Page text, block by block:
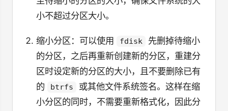
小不超过分区大小。
缩小分区：可以使用 fdisk
先删掉待缩小
的分区，之后再重新创建新的分区，重建分
区时设定新的分区的大小，且不要删除已有
的
btrfs
或其他文件系统签名。这样在缩
小分区的同时，不需要重新格式化，因此分